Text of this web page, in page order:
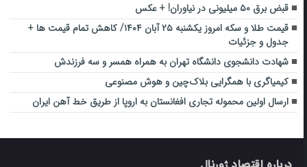
قبض برق ۵۰ میلیونی در نیاوران! + عکس
قیمت طلا و سکه امروز یکشنبه ۲۵ آبان ۱۴۰۴/ کاهش تمام قیمت ها +
جدول و جزئیات
شهادت دانشجوی دانشگاه تهران به همراه همسر و سه فرزندش
کیمیاگری با همگرایی بلاک‌چین و هوش مصنوعی
ارسال اولین محموله تجاری افغانستان به اروپا از طریق خط آهن ایران